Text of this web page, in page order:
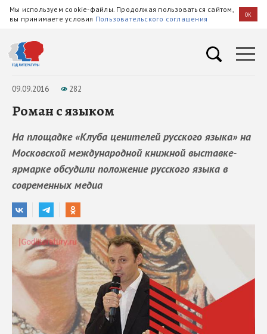
Мы используем cookie-файлы. Продолжая пользоваться сайтом,
вы принимаете условия Пользовательского соглашения OK
09.09.2016 282
Роман с языком
На площадке «Клуба ценителей русского языка» на
Московской международной книжной выставке-
ярмарке обсудили положение русского языка в
современных медиа